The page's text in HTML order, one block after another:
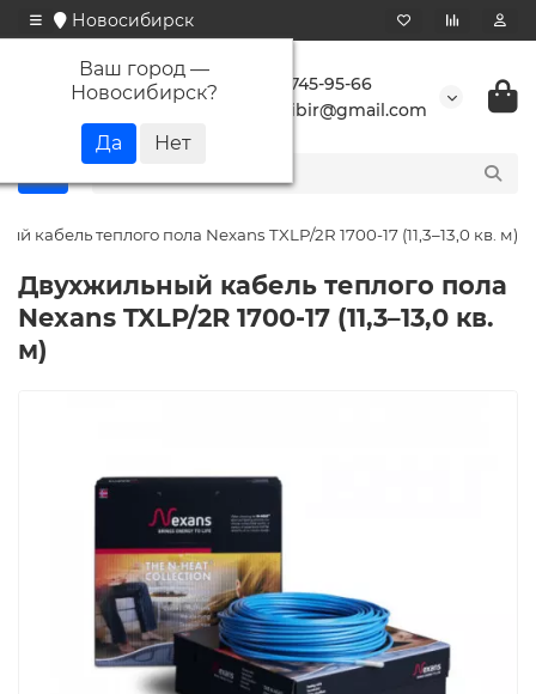
Новосибирск
Ваш город —
Новосибирск?
+7 923 745-95-66
buransibir@gmail.com
кабель теплого пола Nexans TXLP/2R 1700-17 (11,3–13,0 кв. м)
Двухжильный кабель теплого пола
Nexans TXLP/2R 1700-17 (11,3–13,0 кв.
м)